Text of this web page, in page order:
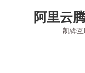
阿里云
凯铧互